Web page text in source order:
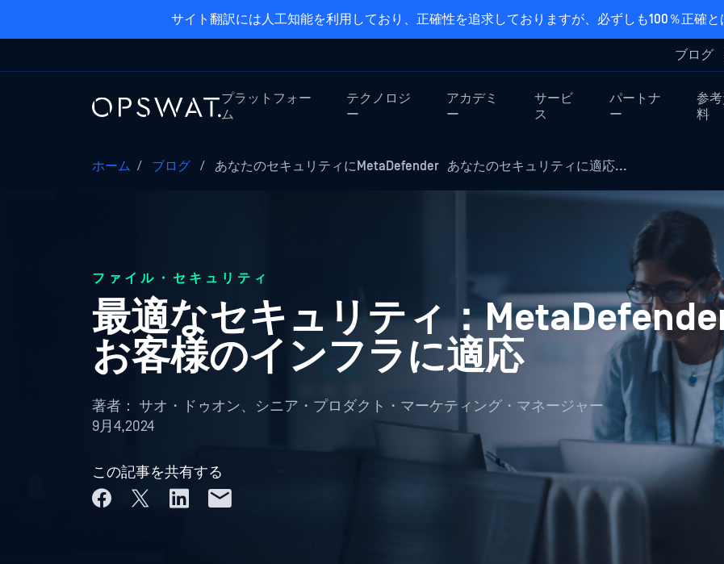
サイト翻訳には人工知能を利用しており、正確性を追求しておりますが、必ずしも100％正確と
ブログ
プラットフォー
ム
テクノロジ
ー
アカデミ
ー
サービ
ス
パートナ
ー
参
料
ホーム / ブログ / あなたのセキュリティにMetaDefender あなたのセキュリティに適応...
ファイル・セキュリティ
最適なセキュリティ：
お客様のインフラに適応
著者： サオ・ドゥオン、シニア・プロダクト・マーケティング・マネージャー
9月4,2024
この記事を共有する